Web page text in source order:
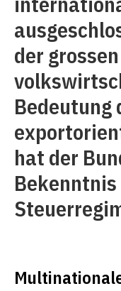
der grossen
Bedeutung
hat der